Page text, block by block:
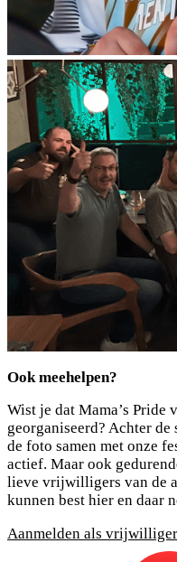
Ook meehelpen?
Wist je dat Mama’s
georganiseerd? Achter de
de foto samen met onze
actief. Maar ook
lieve vrijwilligers van de
kunnen best hier en daar
Aanmelden als vrijwilliger